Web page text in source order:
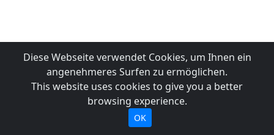
Diese Webseite verwendet Cookies, um Ihnen ein
angenehmeres Surfen zu ermöglichen.
This website uses cookies to give you a better
browsing experience.
OK